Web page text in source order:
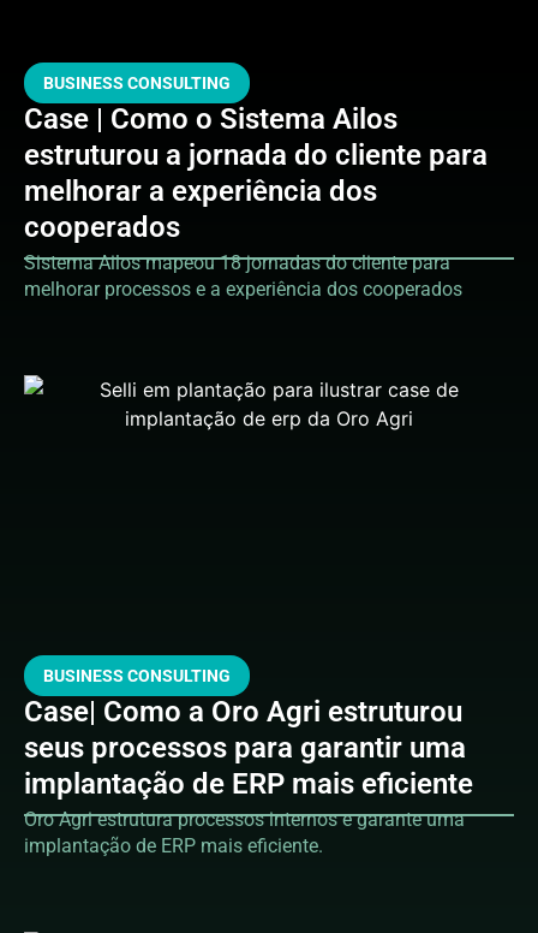
BUSINESS CONSULTING
Case | Como o Sistema Ailos
estruturou a jornada do cliente para
melhorar a experiência dos
cooperados
Sistema Ailos mapeou 18 jornadas do cliente para
melhorar processos e a experiência dos cooperados
BUSINESS CONSULTING
Case| Como a Oro Agri estruturou
seus processos para garantir uma
implantação de ERP mais eficiente
Oro Agri estrutura processos internos e garante uma
implantação de ERP mais eficiente.